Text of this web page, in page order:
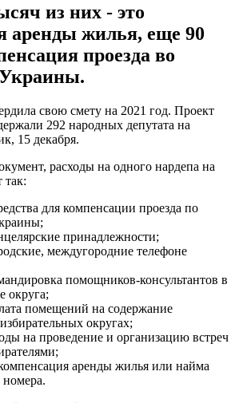
из них - это
аренды жилья, еще 90
проезда во
свою смету на 2021 год. Проект
292 народных депутата на
15 декабря.
расходы на одного нардепа на
так:
для компенсации проезда по
принадлежности;
междугородние телефоне
помощников-консультантов в
округа;
помещений на содержание
округах;
на проведение и организацию встреч
аренды жилья или найма
номера.